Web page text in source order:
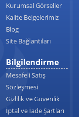
Kurumsal Görseller
Kalite Belgelerimiz
Blog
Site Bağlantıları
Bilgilendirme
Mesafeli Satış
Sözleşmesi
Gizlilik ve Güvenlik
İptal ve İade Şartları